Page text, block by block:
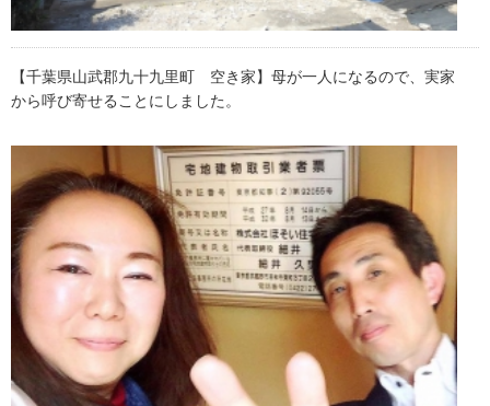
【千葉県山武郡九十九里町 空き家】母が一人になるので、実家
から呼び寄せることにしました。